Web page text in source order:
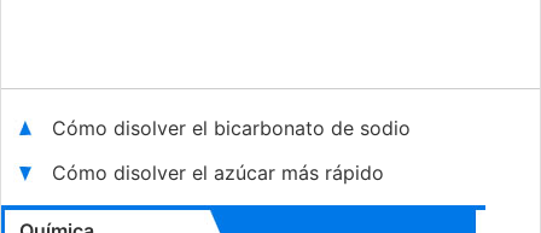
Cómo disolver el bicarbonato de sodio
Cómo disolver el azúcar más rápido